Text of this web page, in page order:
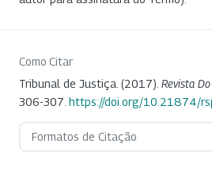
Como Citar
Tribunal de Justiça. (2017). Revista
306-307. https://doi.org/10.21874/
Formatos de Citação